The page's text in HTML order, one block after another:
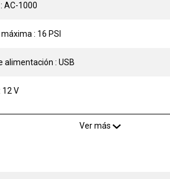
AC-1000
: 16 PSI
alimentación : USB
12 V
Ver más